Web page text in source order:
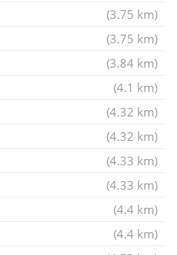
(3.75 km)
(3.75 km)
(3.84 km)
(4.1 km)
(4.32 km)
(4.32 km)
(4.33 km)
(4.33 km)
(4.4 km)
(4.4 km)